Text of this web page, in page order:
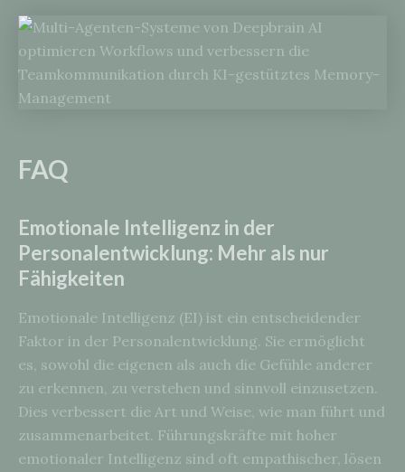
FAQ
Emotionale Intelligenz in der
Personalentwicklung: Mehr als nur
Fähigkeiten
Emotionale Intelligenz (EI) ist ein entscheidender
Faktor in der Personalentwicklung. Sie ermöglicht
es, sowohl die eigenen als auch die Gefühle anderer
zu erkennen, zu verstehen und sinnvoll einzusetzen.
Dies verbessert die Art und Weise, wie man führt und
zusammenarbeitet. Führungskräfte mit hoher
emotionaler Intelligenz sind oft empathischer, lösen